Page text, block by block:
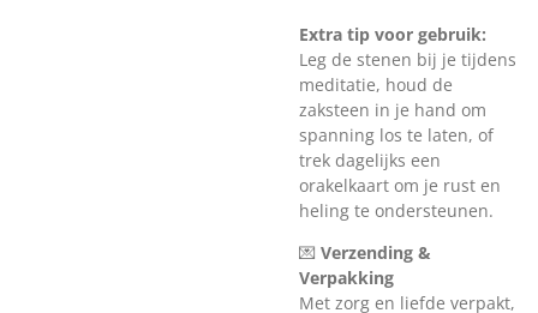
Extra tip voor gebruik:
Leg de stenen bij je tijdens
meditatie, houd de
zaksteen in je hand om
spanning los te laten, of
trek dagelijks een
orakelkaart om je rust en
heling te ondersteunen.
💌 Verzending &
Verpakking
Met zorg en liefde verpakt,